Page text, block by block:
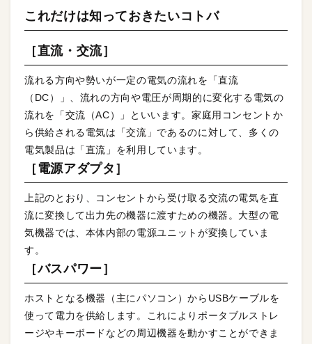
これだけは知っておきたいコトバ
［直流・交流］
流れる方向や勢いが一定の電気の流れを「直流
（DC）」、流れの方向や電圧が周期的に変化する電気の
流れを「交流（AC）」といいます。家庭用コンセントか
ら供給される電気は「交流」であるのに対して、多くの
電気製品は「直流」を利用しています。
［電源アダプタ］
上記のとおり、コンセントから受け取る交流の電気を直
流に変換して出力先の機器に渡すための機器。大型の電
気機器では、本体内部の電源ユニットが変換していま
す。
［バスパワー］
ホストとなる機器（主にパソコン）からUSBケーブルを
使って電力を供給します。これによりポータブルストレ
ージやキーボードなどの周辺機器を動かすことができま